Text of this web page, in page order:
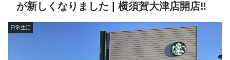
が新しくなりました | 横須賀大津店開店‼︎
日常生活